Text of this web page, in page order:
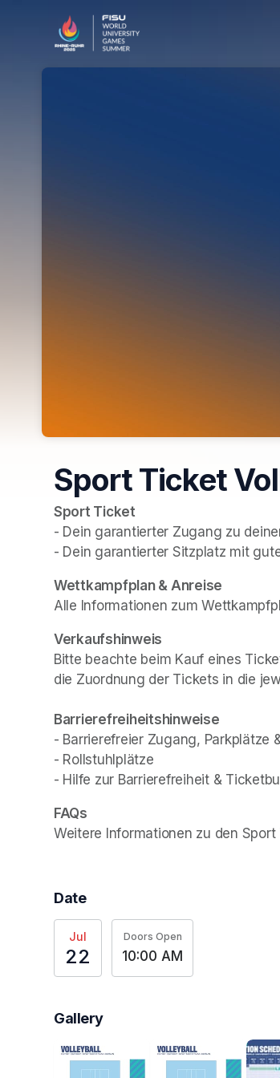
Sport Ticket
Sport Ticket
- Dein garantierter Zugang zu
- Dein garantierter Sitzplatz mit
(opens in a new tab)
Wettkampfplan & Anreise
Alle Informationen zum
Verkaufshinweis
Bitte beachte beim Kauf eines
die Zuordnung der Tickets in die
- Barrierefreier Zugang, Parkplätze
- Rollstuhlplätze
- Hilfe zur Barrierefreiheit &
Weitere Informationen zu den
Date
Jul
22
Doors Open
10:00 AM
Gallery